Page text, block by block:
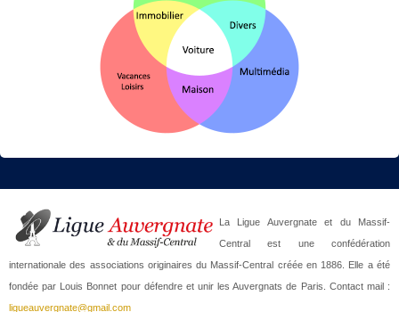
La Ligue Auvergnate et du Massif-
Central est une confédération
internationale des associations originaires du Massif-Central créée en 1886. Elle a été
fondée par Louis Bonnet pour défendre et unir les Auvergnats de Paris. Contact mail :
ligueauvergnate@gmail.com